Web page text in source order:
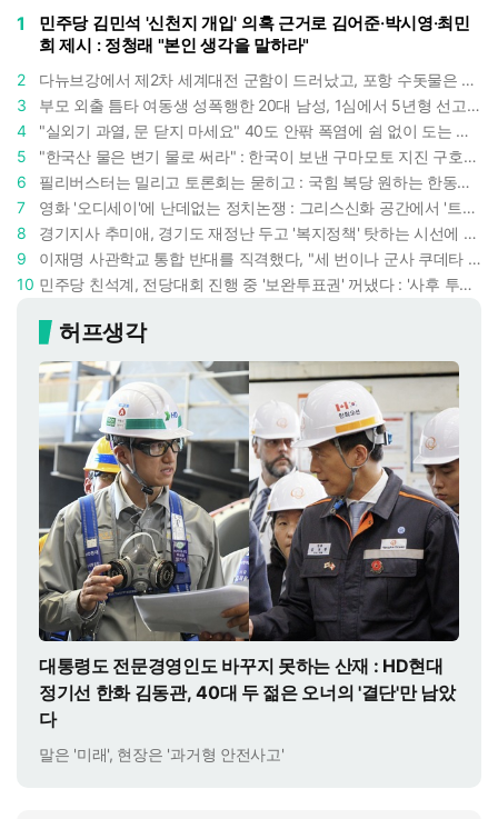
1
민주당 김민석 '신천지 개입' 의혹 근거로 김어준·박시영·최민
희 제시 : 정청래 "본인 생각을 말하라"
2
다뉴브강에서 제2차 세계대전 군함이 드러났고, 포항 수돗물은 갑자기 짜졌다 : 폭염·가뭄이 만든 낯선 풍경
3
부모 외출 틈타 여동생 성폭행한 20대 남성, 1심에서 5년형 선고 : 친족 간 '암수범죄'의 심각성
4
"실외기 과열, 문 닫지 마세요" 40도 안팎 폭염에 쉼 없이 도는 에어컨 : 화재 위험 경고등!
5
"한국산 물은 변기 물로 써라" : 한국이 보낸 구마모토 지진 구호품에 한 일본인의 '어처구니 없는' 반응
6
필리버스터는 밀리고 토론회는 묻히고 : 국힘 복당 원하는 한동훈, '검사 정치'의 한계만 드러내나
7
영화 '오디세이'에 난데없는 정치논쟁 : 그리스신화 공간에서 '트럼프 전쟁의 참혹함'이 보인다
8
경기지사 추미애, 경기도 재정난 두고 '복지정책' 탓하는 시선에 정면 반박 : "고령자와 아이 인구 급증"
9
이재명 사관학교 통합 반대를 직격했다, "세 번이나 군사 쿠데타 했는데 압도적 지위"
10
민주당 친석계, 전당대회 진행 중 '보완투표권' 꺼냈다 : '사후 투표 허용' 무리수에 정청래 "투표 쿠데타"
허프생각
대통령도 전문경영인도 바꾸지 못하는 산재 : HD현대
정기선 한화 김동관, 40대 두 젊은 오너의 '결단'만 남았
다
말은 '미래', 현장은 '과거형 안전사고'